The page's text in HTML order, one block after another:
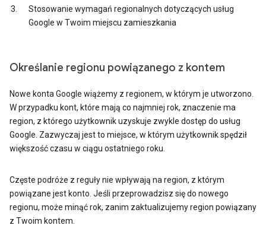
Stosowanie wymagań regionalnych dotyczących usług
Google w Twoim miejscu zamieszkania
Określanie regionu powiązanego z kontem
Nowe konta Google wiążemy z regionem, w którym je utworzono.
W przypadku kont, które mają co najmniej rok, znaczenie ma
region, z którego użytkownik uzyskuje zwykle dostęp do usług
Google. Zazwyczaj jest to miejsce, w którym użytkownik spędził
większość czasu w ciągu ostatniego roku.
Częste podróże z reguły nie wpływają na region, z którym
powiązane jest konto. Jeśli przeprowadzisz się do nowego
regionu, może minąć rok, zanim zaktualizujemy region powiązany
z Twoim kontem.